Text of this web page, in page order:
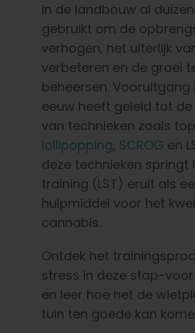
Neem contact op met
Winkel op
Nederlands
Zoeken:
in de landbouw al
gebruikt om de
verhogen, het uiterlijk
verbeteren en de groei
beheersen. Vooruitgang
eeuw heeft geleid tot
van technieken zoals
lollipopping, SCROG en
deze technieken springt
training (LST) eruit als
hulpmiddel voor het
cannabis.
Ontdek het
stress in deze stap-
en leer hoe het de
tuin ten goede kan